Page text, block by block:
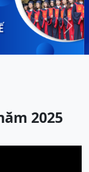
Next
2025